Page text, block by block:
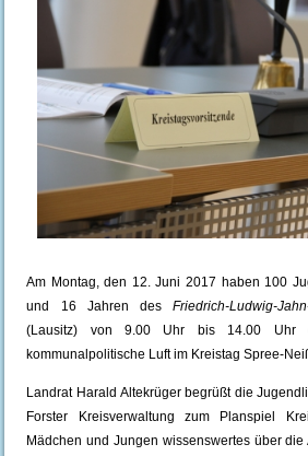
Am Montag, den 12. Juni 2017 haben 100
und 16 Jahren desFriedrich-Ludwig-
(Lausitz) von 9.00 Uhr bis 14.00 Uhr
kommunalpolitische Luft im Kreistag Spree-
Landrat Harald Altekrüger begrüßt die
Forster Kreisverwaltung zum Planspiel
Mädchen und Jungen wissenswertes über